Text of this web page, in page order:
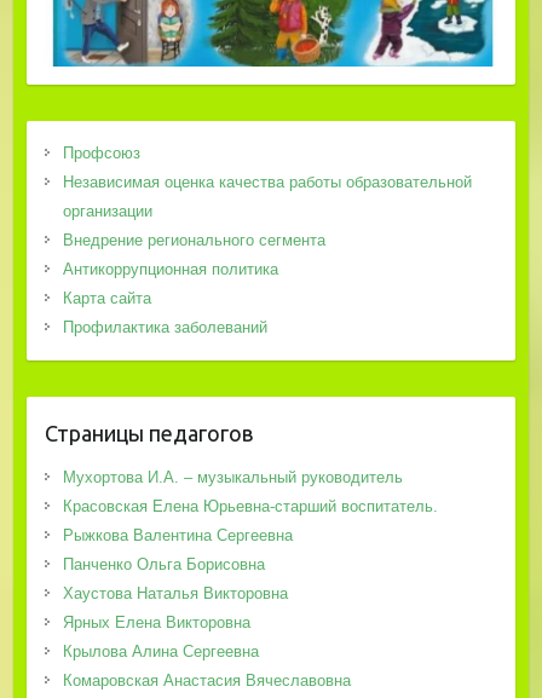
Профсоюз
Независимая оценка качества работы образовательной
организации
Внедрение регионального сегмента
Антикоррупционная политика
Карта сайта
Профилактика заболеваний
Страницы педагогов
Мухортова И.А. – музыкальный руководитель
Красовская Елена Юрьевна-старший воспитатель.
Рыжкова Валентина Сергеевна
Панченко Ольга Борисовна
Хаустова Наталья Викторовна
Ярных Елена Викторовна
Крылова Алина Сергеевна
Комаровская Анастасия Вячеславовна